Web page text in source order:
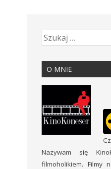
O MNIE
Nazywam się
filmoholikiem. Filmy